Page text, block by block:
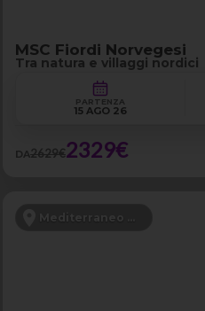
MSC Fiordi Norvegesi
Tra natura e villaggi nordici
PARTENZA
15 AGO 26
DA2629€2329€
Mediterraneo Occidentale